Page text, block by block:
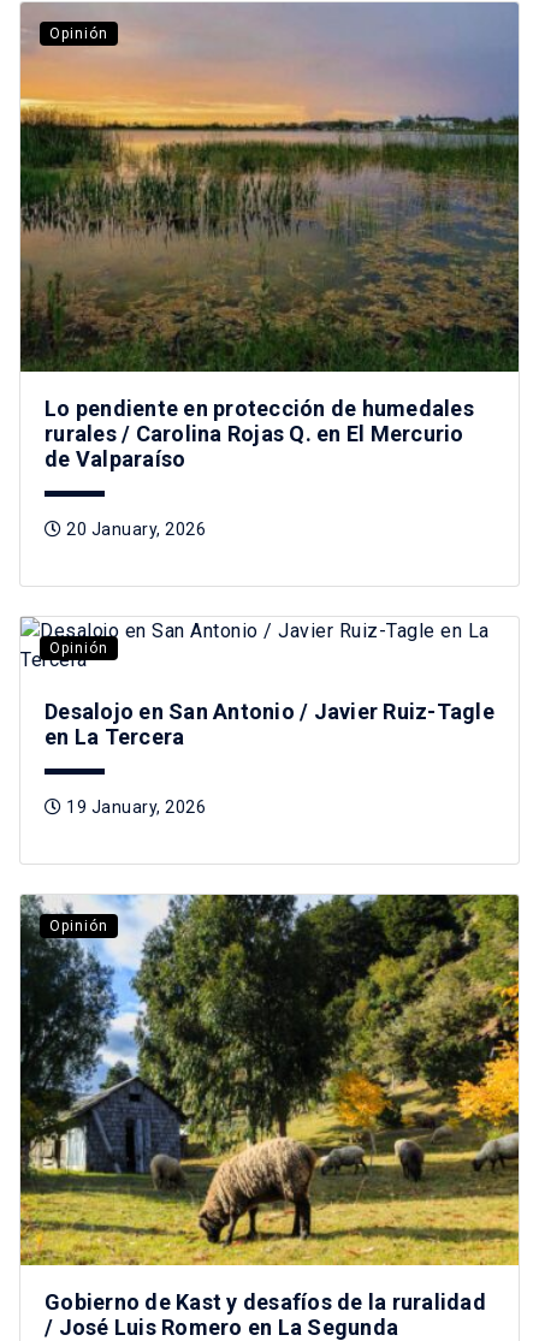
Opinión
Lo pendiente en protección de humedales
rurales / Carolina Rojas Q. en El Mercurio
de Valparaíso
20 January, 2026
Opinión
Desalojo en San Antonio / Javier Ruiz-Tagle
en La Tercera
19 January, 2026
Opinión
Gobierno de Kast y desafíos de la ruralidad
/ José Luis Romero en La Segunda